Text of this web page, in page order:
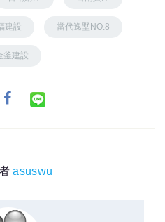
建設 當代逸墅NO.8
釜建設
asuswu